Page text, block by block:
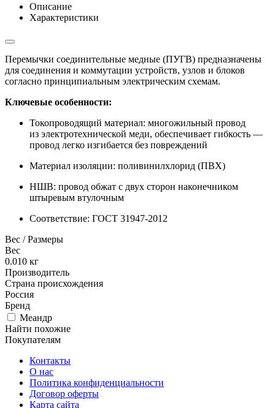
Описание
Характеристики
Перемычки соединительные медные (ПУГВ) предназначены
для соединения и коммутации устройств, узлов и блоков
согласно принципиальным электрическим схемам.
Ключевые особенности:
Токопроводящий материал: многожильный провод
из электротехнической меди, обеспечивает гибкость —
провод легко изгибается без повреждений
Материал изоляции: поливинилхлорид (ПВХ)
НШВ: провод обжат с двух сторон наконечником
штыревым втулочным
Соответствие: ГОСТ 31947-2012
Вес / Размеры
Вес
0.010 кг
Производитель
Страна происхождения
Россия
Бренд
Меандр
Найти похожие
Покупателям
Контакты
О нас
Политика конфиденциальности
Договор оферты
Карта сайта